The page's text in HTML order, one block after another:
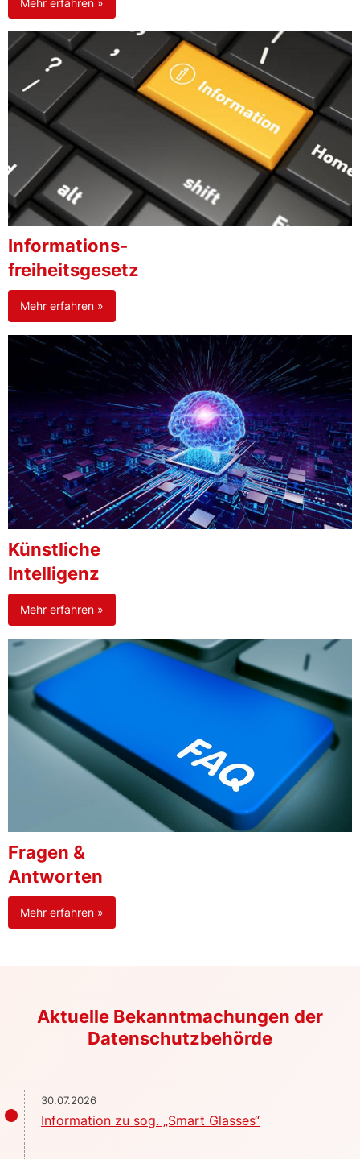
Informations-
freiheitsgesetz
Mehr erfahren »
Künstliche
Intelligenz
Mehr erfahren »
Fragen &
Antworten
Mehr erfahren »
Aktuelle Bekanntmachungen der
Datenschutzbehörde
30.07.2026
Information zu sog. „Smart Glasses“